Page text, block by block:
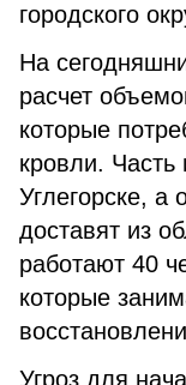
городского
На
расчет
которые
кровли. Часть
Углегорске, а
доставят из
работают 40
которые
Угроз для